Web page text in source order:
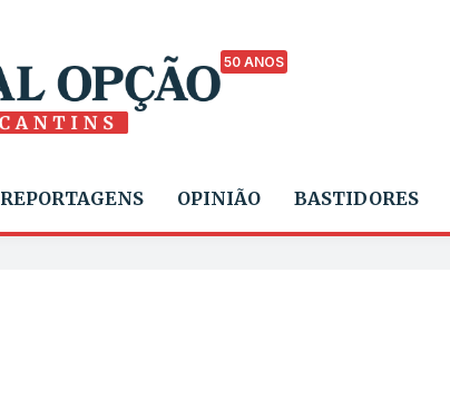
50 ANOS
REPORTAGENS OPINIÃO BASTIDORES